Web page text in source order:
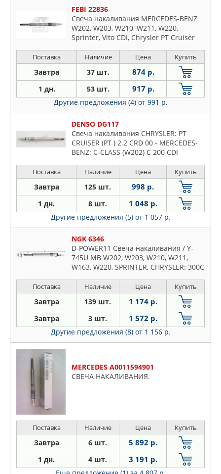
FEBI 22836
Свеча накаливания MERCEDES-BENZ
W202, W203, W210, W211, W220,
Sprinter, Vito CDI, Chrysler PT Cruiser
Поставка Наличие Цена Купить
Завтра 37 шт. 874 р.
1 дн. 53 шт. 917 р.
Другие предложения (4) от 991 р.
DENSO DG117
Свеча накаливания CHRYSLER: PT
CRUISER (PT ) 2.2 CRD 00 - MERCEDES-
BENZ: C-CLASS (W202) C 200 CDI
CLASS (W203) C 200 CD
Поставка Наличие Цена Купить
Завтра 125 шт. 998 р.
1 дн. 8 шт. 1 048 р.
Другие предложения (5) от 1 057 р.
NGK 6346
D-POWER11 Свеча накаливания / Y-
745U MB W202, W203, W210, W211,
W163, W220, SPRINTER, CHRYSLER: 300C
Поставка Наличие Цена Купить
Завтра 139 шт. 1 174 р.
Завтра 3 шт. 1 572 р.
Другие предложения (8) от 1 156 р.
MERCEDES A0011594901
СВЕЧА НАКАЛИВАНИЯ.
Поставка Наличие Цена Купить
Завтра 6 шт. 5 892 р.
1 дн. 4 шт. 3 191 р.